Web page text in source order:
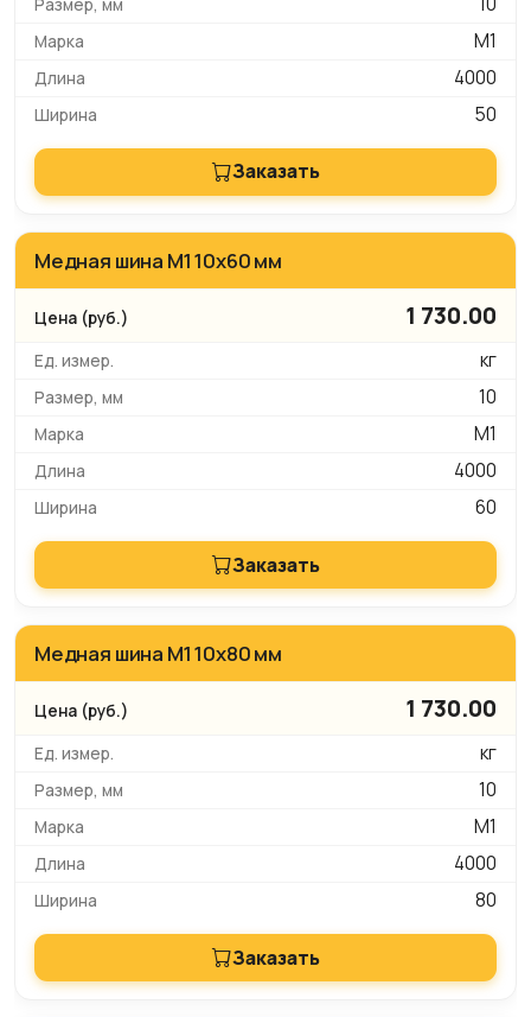
М1
4000
50
Заказать
Медная шина М1 10х60 мм
1 730.00
кг
10
М1
4000
60
Заказать
Медная шина М1 10х80 мм
1 730.00
кг
10
М1
4000
80
Заказать